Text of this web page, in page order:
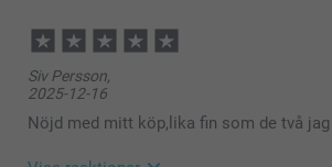
Siv Persson,
2025-12-16
Nöjd med mitt köp,lika fin som de två